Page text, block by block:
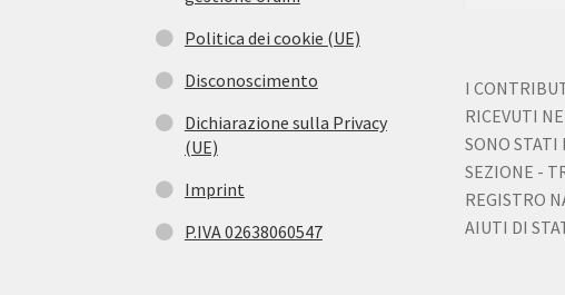
Politica dei cookie (UE)
Disconoscimento
Dichiarazione sulla Privacy
(UE)
Imprint
P.IVA 02638060547
I
RICEVUTI
SONO
SEZIONE -
REGISTRO
AIUTI DI